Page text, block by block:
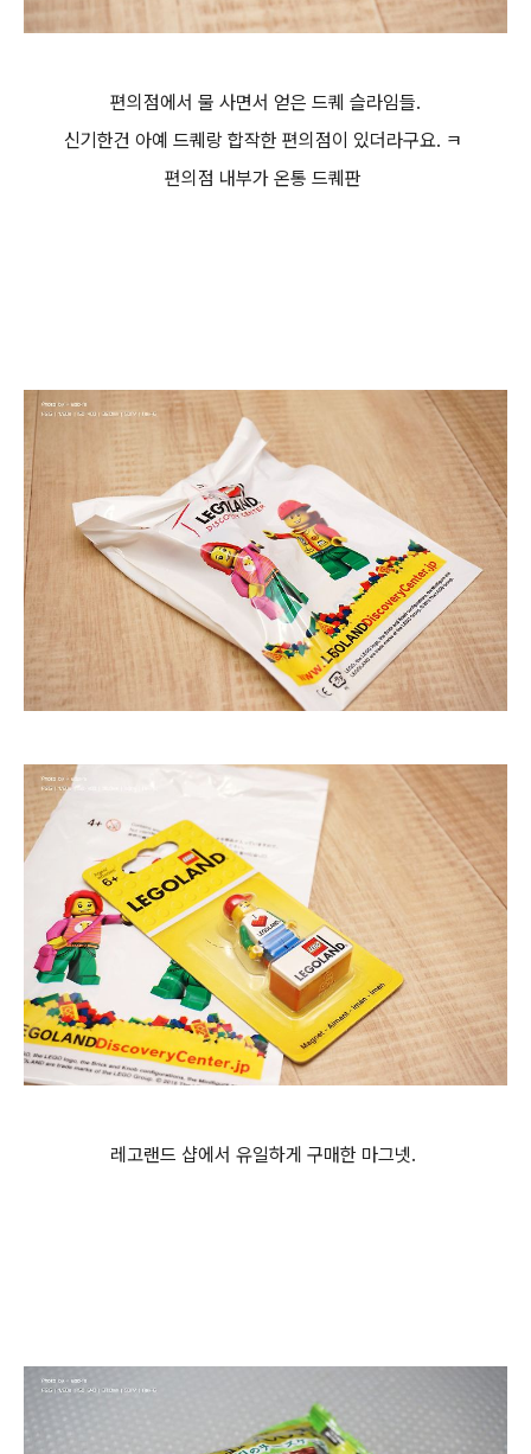
편의점에서 물 사면서 얻은 드퀘 슬라임들.
신기한건 아예 드퀘랑 합작한 편의점이 있더라구요. ㅋ
편의점 내부가 온통 드퀘판
레고랜드 샵에서 유일하게 구매한 마그넷.